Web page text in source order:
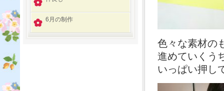
色々な素材の
進めていくう
いっぱい押し
6月の制作